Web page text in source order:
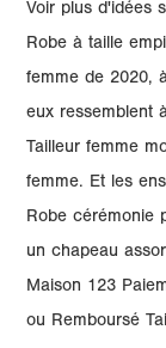
Voir plus d'idées
Robe à taille
femme de 2020,
eux ressemblent
Tailleur femme
femme. Et les
Robe cérémonie
un chapeau
Maison 123
ou Remboursé